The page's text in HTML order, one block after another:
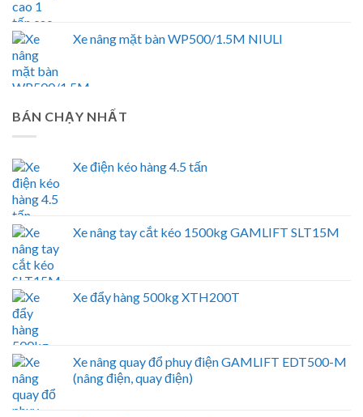
Xe nâng mặt bàn WP500/1.5M NIULI
BÁN CHẠY NHẤT
Xe điện kéo hàng 4.5 tấn
Xe nâng tay cắt kéo 1500kg GAMLIFT SLT15M
Xe đẩy hàng 500kg XTH200T
Xe nâng quay đổ phuy điện GAMLIFT EDT500-M
(nâng điện, quay điện)